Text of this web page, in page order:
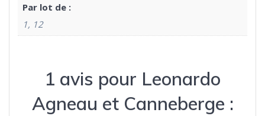
Par lot de :
1, 12
1 avis pour Leonardo
Agneau et Canneberge :